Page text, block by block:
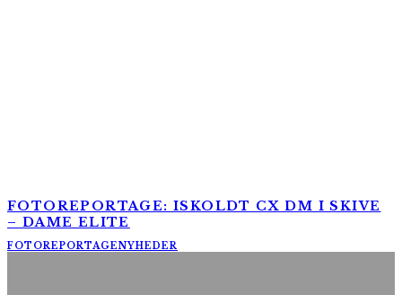
FOTOREPORTAGE: ISKOLDT CX DM I SKIVE
– DAME ELITE
FOTOREPORTAGENYHEDER